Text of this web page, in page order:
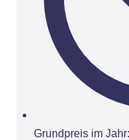
Grundpreis im Jahr: